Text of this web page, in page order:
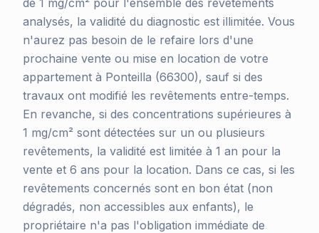
de 1 mg/cm² pour l'ensemble des revêtements
analysés, la validité du diagnostic est illimitée. Vous
n'aurez pas besoin de le refaire lors d'une
prochaine vente ou mise en location de votre
appartement à Ponteilla (66300), sauf si des
travaux ont modifié les revêtements entre-temps.
En revanche, si des concentrations supérieures à
1 mg/cm² sont détectées sur un ou plusieurs
revêtements, la validité est limitée à 1 an pour la
vente et 6 ans pour la location. Dans ce cas, si les
revêtements concernés sont en bon état (non
dégradés, non accessibles aux enfants), le
propriétaire n'a pas l'obligation immédiate de